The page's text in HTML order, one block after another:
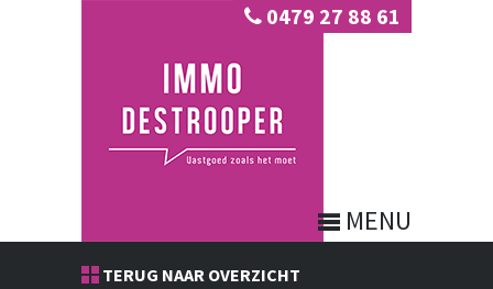
0479 27 88 61
MENU
TERUG NAAR OVERZICHT